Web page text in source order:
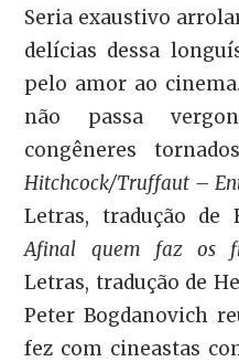
Seria exaustivo
delícias dessa
pelo amor ao
não passa
congêneres
Hitchcock/Truffaut –
Letras, tradução de
Afinal quem faz os
Letras, tradução de
Peter Bogdanovich
fez com cineastas